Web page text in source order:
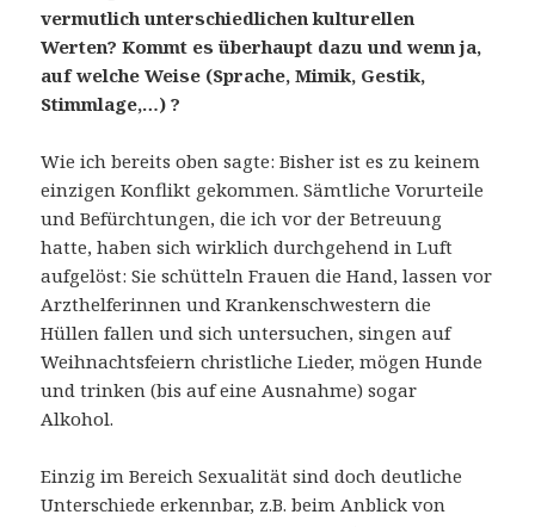
vermutlich unterschiedlichen kulturellen
Werten? Kommt es überhaupt dazu und wenn ja,
auf welche Weise (Sprache, Mimik, Gestik,
Stimmlage,…) ?
Wie ich bereits oben sagte: Bisher ist es zu keinem
einzigen Konflikt gekommen. Sämtliche Vorurteile
und Befürchtungen, die ich vor der Betreuung
hatte, haben sich wirklich durchgehend in Luft
aufgelöst: Sie schütteln Frauen die Hand, lassen vor
Arzthelferinnen und Krankenschwestern die
Hüllen fallen und sich untersuchen, singen auf
Weihnachtsfeiern christliche Lieder, mögen Hunde
und trinken (bis auf eine Ausnahme) sogar
Alkohol.
Einzig im Bereich Sexualität sind doch deutliche
Unterschiede erkennbar, z.B. beim Anblick von